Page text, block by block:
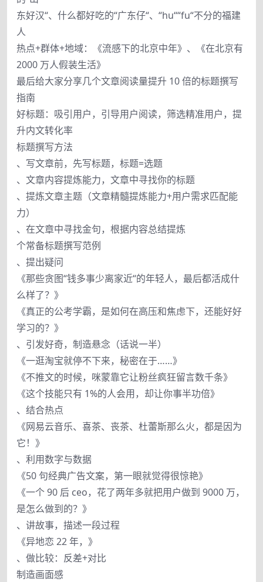
东好汉“、什么都好吃的“广东仔“、“hu““fu“不分的福建
人
热点+群体+地域：《流感下的北京中年》、《在北京有
2000 万人假装生活》
最后给大家分享几个文章阅读量提升 10 倍的标题撰写
指南
好标题：吸引用户，引导用户阅读，筛选精准用户，提
升内文转化率
标题撰写方法
、写文章前，先写标题，标题=选题
、文章内容提炼能力，文章中寻找你的标题
、提炼文章主题（文章精髓提炼能力+用户需求匹配能
力）
、在文章中寻找金句，根据内容总结提炼
个常备标题撰写范例
、提出疑问
《那些贪图“钱多事少离家近“的年轻人，最后都活成什
么样了？》
《真正的公考学霸，是如何在高压和焦虑下，还能好好
学习的？》
、引发好奇，制造悬念（话说一半）
《一逛淘宝就停不下来，秘密在于……》
《不推文的时候，咪蒙靠它让粉丝疯狂留言数千条》
《这个技能只有 1%的人会用，却让你事半功倍》
、结合热点
《网易云音乐、喜茶、丧茶、杜蕾斯那么火，都是因为
它！》
、利用数字与数据
《50 句经典广告文案，第一眼就觉得很惊艳》
《一个 90 后 ceo，花了两年多就把用户做到 9000 万，
是怎么做到的？》
、讲故事，描述一段过程
《异地恋 22 年，》
、做比较：反差+对比
制造画面感